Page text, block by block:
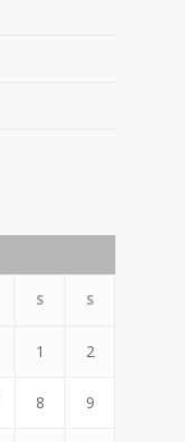
S S
1 2
8 9